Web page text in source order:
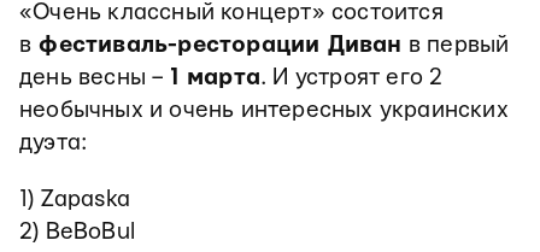
«Очень классный концерт» состоится
в фестиваль-ресторации Диван в первый
день весны – 1 марта. И устроят его 2
необычных и очень интересных украинских
дуэта:
1) Zapaska
2) BeBoBul